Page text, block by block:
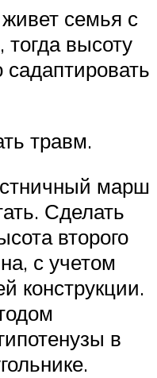
семья с
высоту
травм.
марш
Сделать
второго
с учетом
конструкции.
в